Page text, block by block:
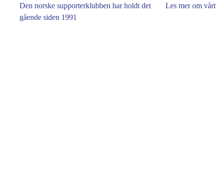
Den norske supporterklubben har holdt det
gående siden 1991
Les mer om vårt